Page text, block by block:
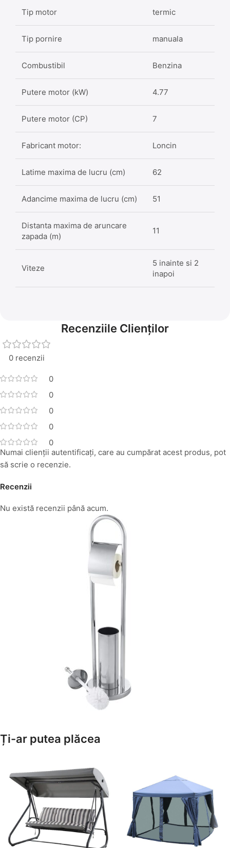
Tip motor termic
Tip pornire manuala
Combustibil Benzina
Putere motor (kW) 4.77
Putere motor (CP) 7
Fabricant motor: Loncin
Latime maxima de lucru (cm) 62
Adancime maxima de lucru (cm) 51
Distanta maxima de aruncare
zapada (m)
11
Viteze
5 inainte si 2
inapoi
Recenziile Clienților
0 recenzii
0
0
0
0
0
Recenzii
Nu există recenzii până acum.
Numai clienții autentificați, care au cumpărat acest produs, pot
să scrie o recenzie.
Suporți Hârtie Igenică
Ți-ar putea plăcea